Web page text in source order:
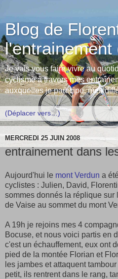
Blog de
Je vais vous faire vivre au
cyclisme à travers mes
auxquelles je participe, mes
MERCREDI 25 JUIN 2008
entrainement dans
Aujourd'hui le mont Verdun a
cyclistes : Julien, David,
sommes donnés la réplique sur
de Vaise au sommet du mont
A 19h je rejoins mes 4
Bocuse, et nous voici partis en
c'est un échauffement, eux ont
pied de la montée Florian et
les jambes et attaquent
petit, ils rentrent dans le rang,